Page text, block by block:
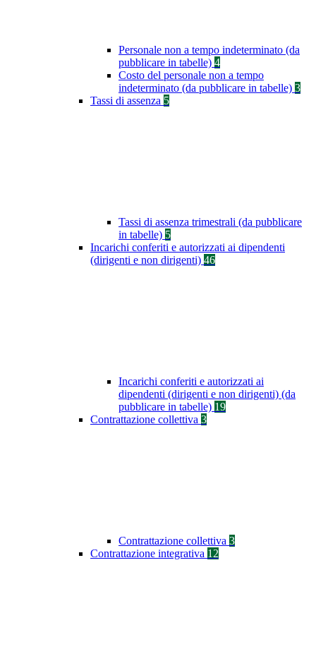
Personale non a tempo indeterminato (da
pubblicare in tabelle) 4
Costo del personale non a tempo
indeterminato (da pubblicare in tabelle) 3
Tassi di assenza 5
Tassi di assenza trimestrali (da pubblicare
in tabelle) 5
Incarichi conferiti e autorizzati ai dipendenti
(dirigenti e non dirigenti) 46
Incarichi conferiti e autorizzati ai
dipendenti (dirigenti e non dirigenti) (da
pubblicare in tabelle) 19
Contrattazione collettiva 3
Contrattazione collettiva 3
Contrattazione integrativa 12